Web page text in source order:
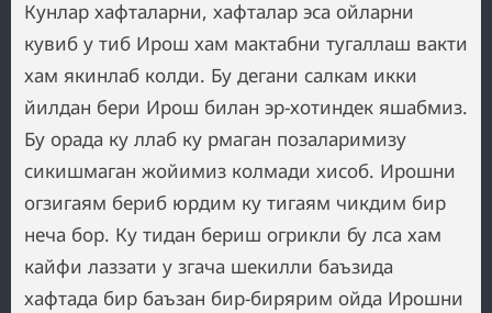
Кунлар хафталарни, хафталар эса ойларни
кувиб у тиб Ирош хам мактабни тугаллаш вакти
хам якинлаб колди. Бу дегани салкам икки
йилдан бери Ирош билан эр-хотиндек яшабмиз.
Бу орада ку ллаб ку рмаган позаларимизу
сикишмаган жойимиз колмади хисоб. Ирошни
огзигаям бериб юрдим ку тигаям чикдим бир
неча бор. Ку тидан бериш огрикли бу лса хам
кайфи лаззати у згача шекилли баъзида
хафтада бир баъзан бир-бирярим ойда Ирошни